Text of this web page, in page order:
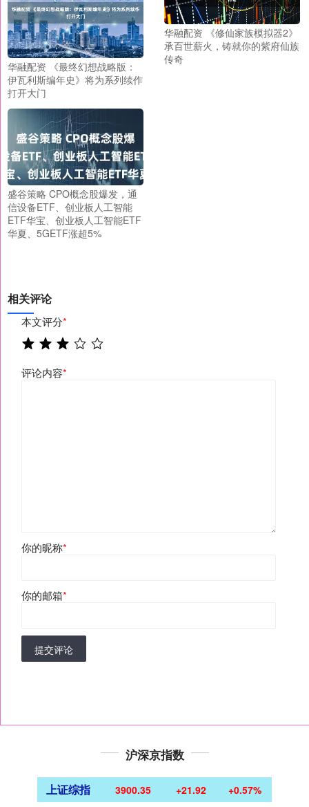
华融配资 《最终幻想战略版：
伊瓦利斯编年史》将为系列续作
打开大门
华融配资 《修仙家族模拟器2》
承百世薪火，铸就你的紫府仙族
传奇
盛谷策略 CPO概念股爆发，通
信设备ETF、创业板人工智能
ETF华宝、创业板人工智能ETF
华夏、5GETF涨超5%
相关评论
本文评分*
评论内容*
你的昵称*
你的邮箱*
提交评论
沪深京指数
上证综指 3900.35 +21.92 +0.57%